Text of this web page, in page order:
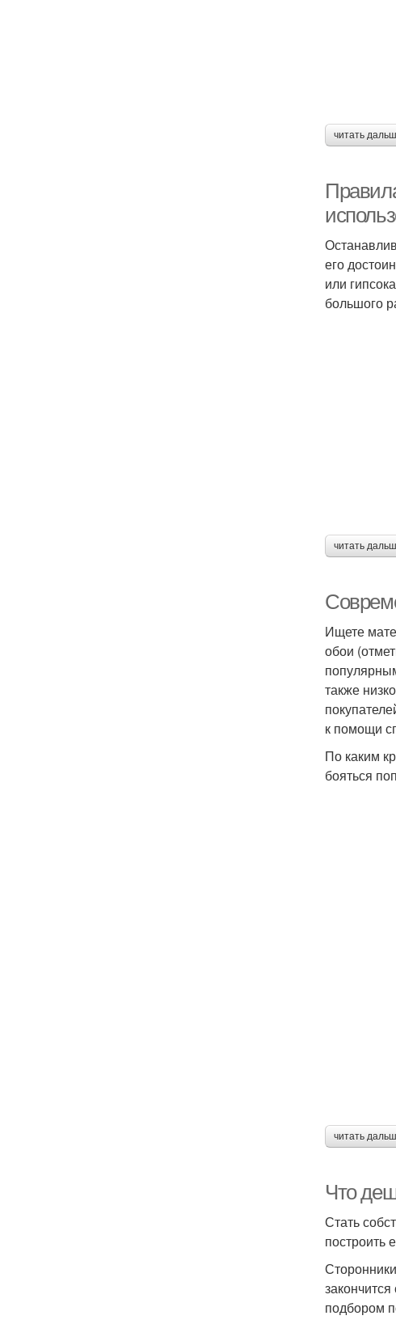
читать
его
или
большого
читать
Ищете
обои
также
к помощи
По каким
бояться
читать
Что
Стать
построить
подбором